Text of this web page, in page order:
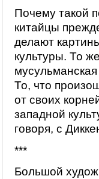
Почему такой
китайцы
делают
культуры. То
То, что
от своих
западной
говоря, с
***
Большой